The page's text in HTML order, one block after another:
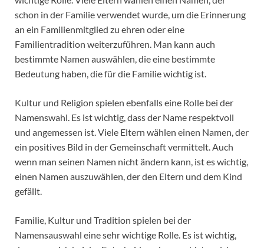
schon in der Familie verwendet wurde, um die Erinnerung
an ein Familienmitglied zu ehren oder eine
Familientradition weiterzuführen. Man kann auch
bestimmte Namen auswählen, die eine bestimmte
Bedeutung haben, die für die Familie wichtig ist.
Kultur und Religion spielen ebenfalls eine Rolle bei der
Namenswahl. Es ist wichtig, dass der Name respektvoll
und angemessen ist. Viele Eltern wählen einen Namen, der
ein positives Bild in der Gemeinschaft vermittelt. Auch
wenn man seinen Namen nicht ändern kann, ist es wichtig,
einen Namen auszuwählen, der den Eltern und dem Kind
gefällt.
Familie, Kultur und Tradition spielen bei der
Namensauswahl eine sehr wichtige Rolle. Es ist wichtig,